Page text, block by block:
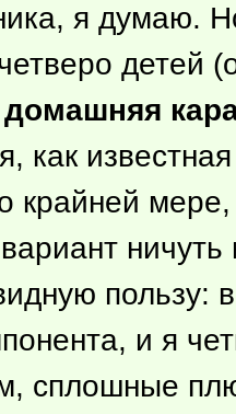
я думаю.
детей
домашняя
как
крайней
пользу:
и я
сплошные